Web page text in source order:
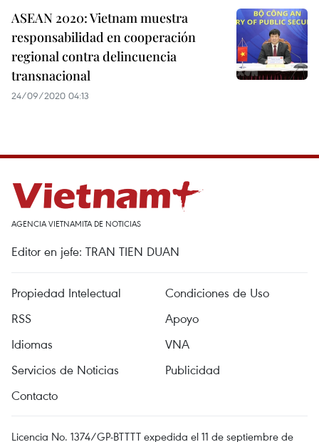
ASEAN 2020: Vietnam muestra
responsabilidad en cooperación
regional contra delincuencia
transnacional
24/09/2020 04:13
AGENCIA VIETNAMITA DE NOTICIAS
Editor en jefe: TRAN TIEN DUAN
Propiedad Intelectual
Condiciones de Uso
RSS
Apoyo
Idiomas
VNA
Servicios de Noticias
Publicidad
Contacto
Licencia No. 1374/GP-BTTTT expedida el 11 de septiembre de